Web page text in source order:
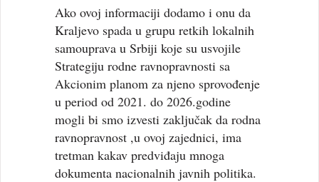
Ako ovoj informaciji dodamo i onu da
Kraljevo spada u grupu retkih lokalnih
samouprava u Srbiji koje su usvojile
Strategiju rodne ravnopravnosti sa
Akcionim planom za njeno sprovođenje
u period od 2021. do 2026.godine
mogli bi smo izvesti zaključak da rodna
ravnopravnost ,u ovoj zajednici, ima
tretman kakav predviđaju mnoga
dokumenta nacionalnih javnih politika.